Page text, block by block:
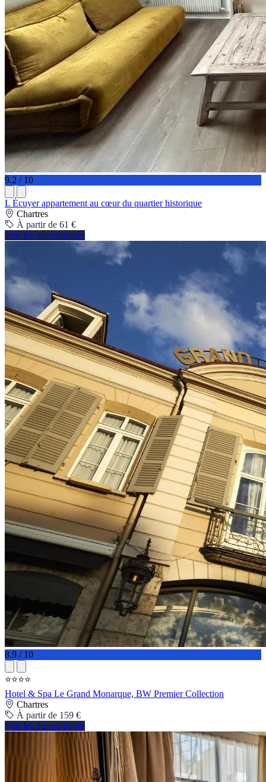
9.2 / 10
L Écuyer appartement au cœur du quartier historique
Chartres
À partir de 61 €
Voir les disponibilités
8.9 / 10
⭐⭐⭐⭐
Hotel & Spa Le Grand Monarque, BW Premier Collection
Chartres
À partir de 159 €
Voir les disponibilités